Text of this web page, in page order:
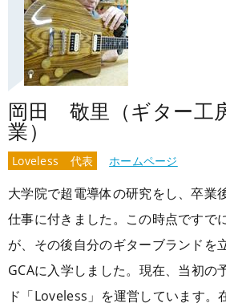
岡田 敬里（ギター工
業）
Loveless 代表 ホームページ
大学院で超電導体の研究をし、卒業
仕事に付きました。この時点ですで
が、その後自分のギターブランドを
GCAに入学しました。現在、当初の
ド「Loveless」を運営しています。